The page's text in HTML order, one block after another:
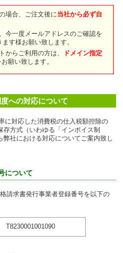
場合、ご注文後に当社から必ず自
今一度メールアドレスのご確認を
す様お願い致します。
からご利用の方は、
ドメイン指定
お願い致します。
への対応について
に対応した消費税の仕入税額控除の
方式（いわゆる「インボイス制
弊社における対応についてご案内致し
について
請求書発行事業者登録番号を以下の
T8230001001090